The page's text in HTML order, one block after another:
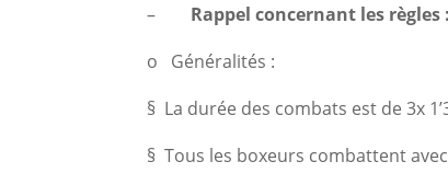
– Rappel concernant les règles :
o Généralités :
§ La durée des combats est de 3x
§ Tous les boxeurs combattent